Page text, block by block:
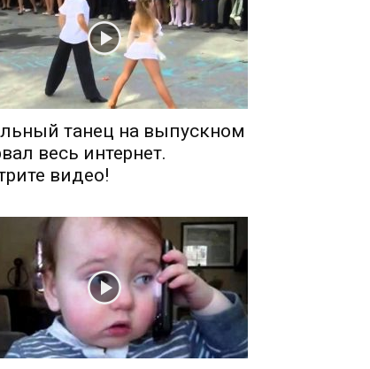
танец на выпускном
весь интернет.
видео!